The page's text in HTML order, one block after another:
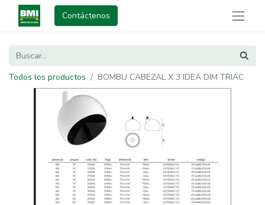
Contáctenos
Todos los productos BOMBU CABEZAL X 3 IDEA DIM TRIAC